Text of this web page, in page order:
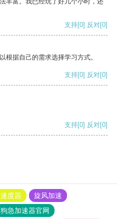
支持[0] 反对[0]
根据自己的需求选择学习方式。
支持[0] 反对[0]
支持[0] 反对[0]
度器
旋风加速
狗急加速器官网